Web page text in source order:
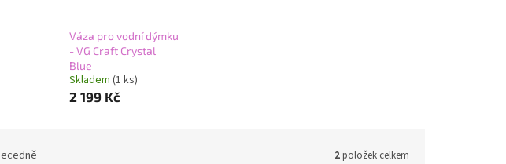
Váza pro vodní dýmku
- VG Craft Crystal
Blue
Skladem (1 ks)
2 199 Kč
2položek celkem